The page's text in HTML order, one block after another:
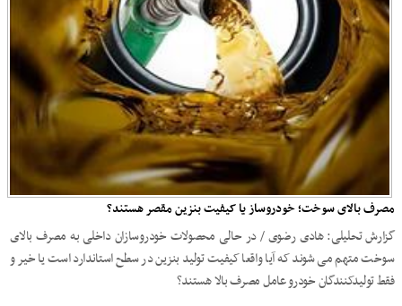
مصرف بالای سوخت؛ خودروساز یا کیفیت بنزین مقصر هستند؟
گزارش تحلیلی: هادی رضوی / در حالی محصولات خودروسازان داخلی به مصرف بالای
سوخت متهم می شوند که آیا واقعا کیفیت تولید بنزین در سطح استاندارد است یا خیر و
فقط تولیدکنندگان خودرو عامل مصرف بالا هستند؟